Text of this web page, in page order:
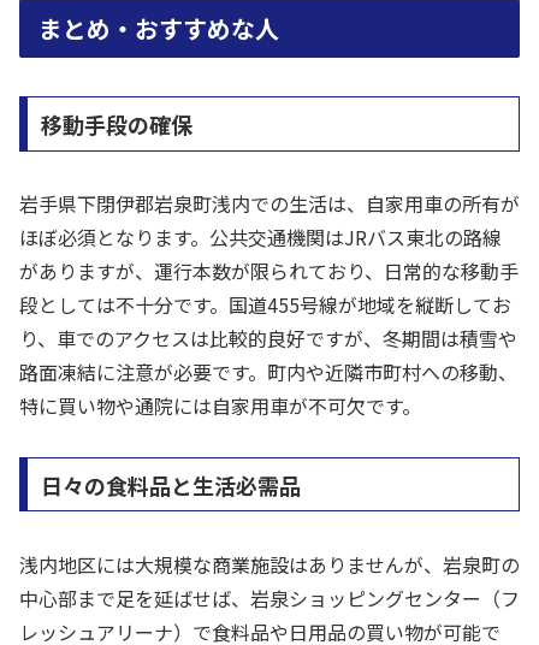
まとめ・おすすめな人
移動手段の確保
岩手県下閉伊郡岩泉町浅内での生活は、自家用車の所有が
ほぼ必須となります。公共交通機関はJRバス東北の路線
がありますが、運行本数が限られており、日常的な移動手
段としては不十分です。国道455号線が地域を縦断してお
り、車でのアクセスは比較的良好ですが、冬期間は積雪や
路面凍結に注意が必要です。町内や近隣市町村への移動、
特に買い物や通院には自家用車が不可欠です。
日々の食料品と生活必需品
浅内地区には大規模な商業施設はありませんが、岩泉町の
中心部まで足を延ばせば、岩泉ショッピングセンター（フ
レッシュアリーナ）で食料品や日用品の買い物が可能で